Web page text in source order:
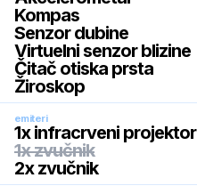
Kompas
Senzor dubine
Virtuelni senzor blizine
Čitač otiska prsta
Žiroskop
emiteri
1x infracrveni projektor
1x zvučnik
2x zvučnik